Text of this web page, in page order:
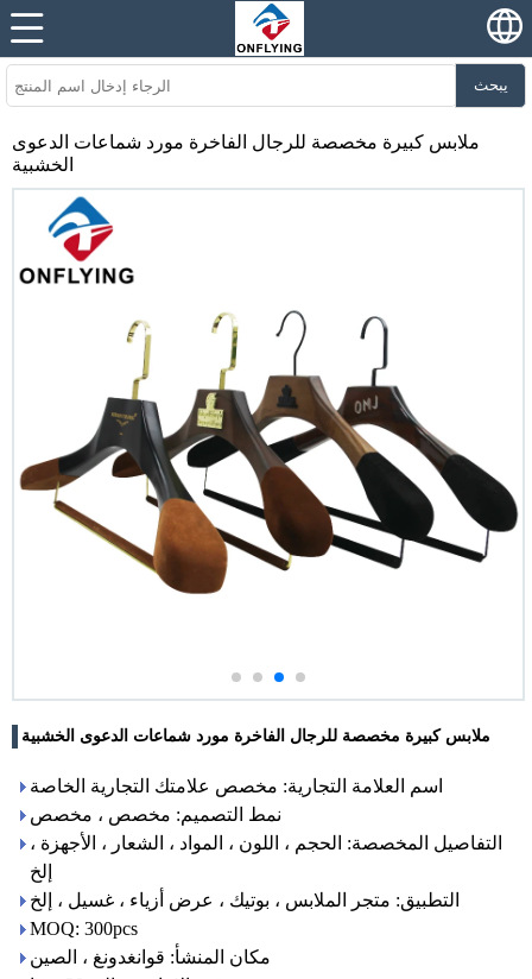
يبحث
ملابس كبيرة مخصصة للرجال الفاخرة مورد شماعات الدعوى
الخشبية
ملابس كبيرة مخصصة للرجال الفاخرة مورد شماعات الدعوى الخشبية
اسم العلامة التجارية: مخصص علامتك التجارية الخاصة
نمط التصميم: مخصص ، مخصص
التفاصيل المخصصة: الحجم ، اللون ، المواد ، الشعار ، الأجهزة ،
إلخ
التطبيق: متجر الملابس ، بوتيك ، عرض أزياء ، غسيل ، إلخ
MOQ: 300pcs
مكان المنشأ: قوانغدونغ ، الصين